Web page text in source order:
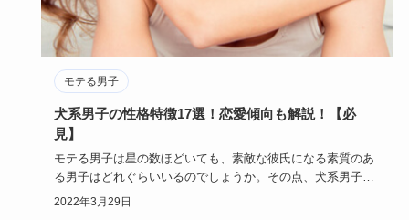
モテる男子
犬系男子の性格特徴17選！恋愛傾向も解説！【必
見】
モテる男子は星の数ほどいても、素敵な彼氏になる素質のあ
る男子はどれぐらいいるのでしょうか。その点、犬系男子は
素敵な彼氏にな…
2022年3月29日